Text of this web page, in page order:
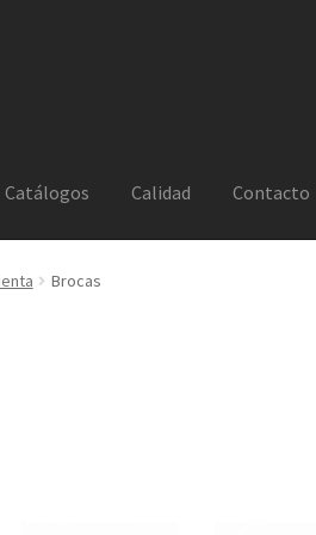
Catálogos Calidad Contacto
Brocas